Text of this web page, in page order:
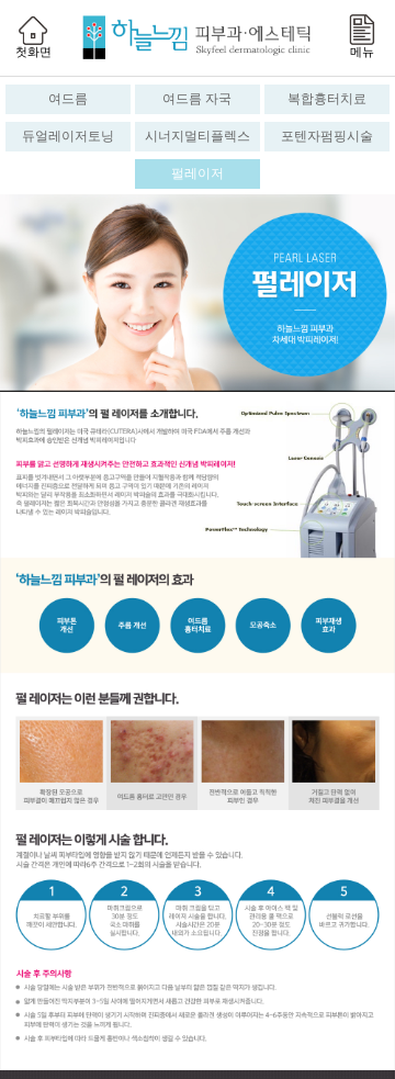
첫화면 메뉴
여드름 여드름 자국 복합흉터치료
듀얼레이저토닝 시너지멀티플렉스 포텐자펌핑시술
펄레이저